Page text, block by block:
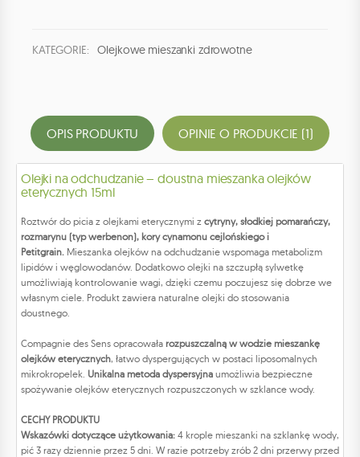
KATEGORIE: Olejkowe mieszanki zdrowotne
OPIS PRODUKTU OPINIE O PRODUKCIE (1)
Olejki na odchudzanie – doustna mieszanka olejków
eterycznych 15ml
Roztwór do picia z olejkami eterycznymi z cytryny, słodkiej pomarańczy,
rozmarynu (typ werbenon), kory cynamonu cejlońskiego i
Petitgrain. Mieszanka olejków na odchudzanie wspomaga metabolizm
lipidów i węglowodanów. Dodatkowo olejki na szczupłą sylwetkę
umożliwiają kontrolowanie wagi, dzięki czemu poczujesz się dobrze we
własnym ciele. Produkt zawiera naturalne olejki do stosowania
doustnego.
Compagnie des Sens opracowała rozpuszczalną w wodzie mieszankę
olejków eterycznych, łatwo dyspergujących w postaci liposomalnych
mikrokropelek. Unikalna metoda dyspersyjna umożliwia bezpieczne
spożywanie olejków eterycznych rozpuszczonych w szklance wody.
CECHY PRODUKTU
Wskazówki dotyczące użytkowania: 4 krople mieszanki na szklankę wody,
pić 3 razy dziennie przez 5 dni. W razie potrzeby zrób 2 dni przerwy przed